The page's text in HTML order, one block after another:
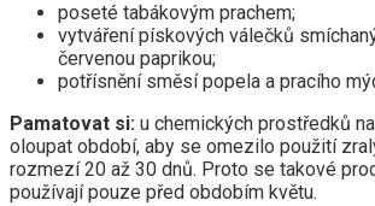
poseté tabákovým prachem;
vytváření pískových válečků
červenou paprikou;
potřísnění směsí popela a pracího
Pamatovat si: u chemických prostředků
oloupat období, aby se omezilo použití
rozmezí 20 až 30 dnů. Proto se takové
používají pouze před obdobím květu.